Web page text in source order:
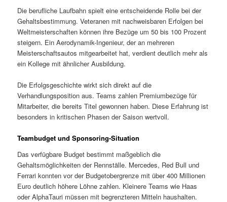
Die berufliche Laufbahn spielt eine entscheidende Rolle bei der
Gehaltsbestimmung. Veteranen mit nachweisbaren Erfolgen bei
Weltmeisterschaften können ihre Bezüge um 50 bis 100 Prozent
steigern. Ein Aerodynamik-Ingenieur, der an mehreren
Meisterschaftsautos mitgearbeitet hat, verdient deutlich mehr als
ein Kollege mit ähnlicher Ausbildung.
Die Erfolgsgeschichte wirkt sich direkt auf die
Verhandlungsposition aus. Teams zahlen Premiumbezüge für
Mitarbeiter, die bereits Titel gewonnen haben. Diese Erfahrung ist
besonders in kritischen Phasen der Saison wertvoll.
Teambudget und Sponsoring-Situation
Das verfügbare Budget bestimmt maßgeblich die
Gehaltsmöglichkeiten der Rennställe. Mercedes, Red Bull und
Ferrari konnten vor der Budgetobergrenze mit über 400 Millionen
Euro deutlich höhere Löhne zahlen. Kleinere Teams wie Haas
oder AlphaTauri müssen mit begrenzteren Mitteln haushalten.